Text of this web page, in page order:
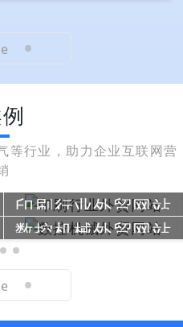
等行业，助力企业互联网营
印刷行业外贸网站
数控机械外贸网站